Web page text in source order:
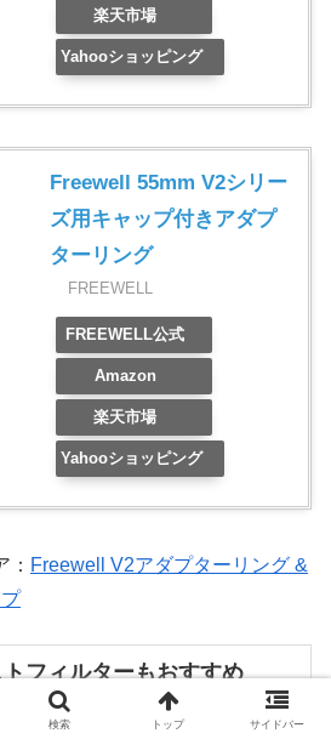
楽天市場
Yahooショッピング
Freewell 55mm V2シリー
ズ用キャップ付きアダプ
ターリング
FREEWELL
FREEWELL公式
Amazon
楽天市場
Yahooショッピング
Freewell V2アダプターリング &
フィルターもおすすめ
検索 トップ サイドバー